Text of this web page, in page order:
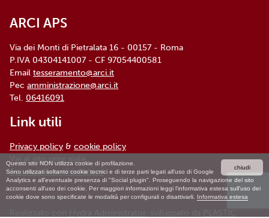
chiudi
Questo sito NON utilizza cookie di profilazione.
Sono utilizzati soltanto cookie tecnici e di terze parti legati all'uso di Google
Analytics e all'eventuale presenza di "Social plugin". Proseguendo la navigazione del sito
acconsenti all'uso dei cookie. Per maggiori informazioni leggi l'informativa estesa sull'uso dei
cookie dove sono specificate le modalità per configurali o disattivarli. Informativa estesa
ARCI APS
Via dei Monti di Pietralata 16 - 00157 - Roma
P.IVA 04304141007 - CF 97054400581
Email tesseramento@arci.it
Pec amministrazione@arci.it
Tel. 06416091
Link utili
Privacy policy & cookie policy
Vai al sito principale
Accesso Amministratore